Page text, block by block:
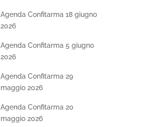
Agenda Confitarma 18 giugno
2026
Agenda Confitarma 5 giugno
2026
Agenda Confitarma 29
maggio 2026
Agenda Confitarma 20
maggio 2026